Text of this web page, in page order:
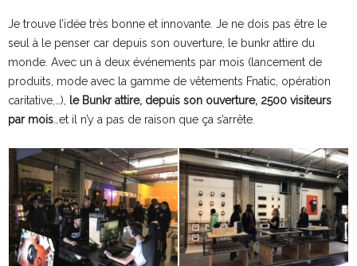
Je trouve l’idée très bonne et innovante. Je ne dois pas être le
seul à le penser car depuis son ouverture, le bunkr attire du
monde. Avec un à deux événements par mois (lancement de
produits, mode avec la gamme de vêtements Fnatic, opération
caritative,…),
le Bunkr attire, depuis son ouverture, 2500 visiteurs
par mois …et il n’y a pas de raison que ça s’arrête.